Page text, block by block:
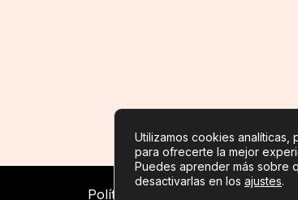
Política de privacidad
Utilizamos cookies analíticas,
para ofrecerte la mejor
Puedes aprender más sobre
desactivarlas en los ajustes.